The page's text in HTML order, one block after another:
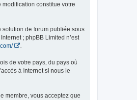
constitue votre
solution de forum publiée sous
; phpBB Limited n’est
.
de votre pays, du pays où
à Internet si nous le
membre, vous acceptez que